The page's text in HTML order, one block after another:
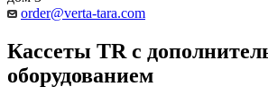
order@verta-tara.com
Кассеты TR с
оборудованием